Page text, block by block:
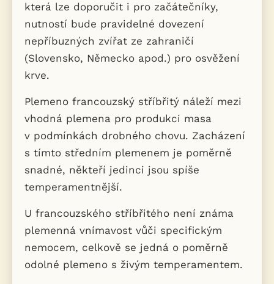
která lze doporučit i pro začátečníky,
nutností bude pravidelné dovezení
nepříbuzných zvířat ze zahraničí
(Slovensko, Německo apod.) pro osvěžení
krve.
Plemeno francouzský stříbřitý náleží mezi
vhodná plemena pro produkci masa
v podmínkách drobného chovu. Zacházení
s tímto středním plemenem je poměrně
snadné, někteří jedinci jsou spíše
temperamentnější.
U francouzského stříbřitého není známa
plemenná vnímavost vůči specifickým
nemocem, celkově se jedná o poměrně
odolné plemeno s živým temperamentem.